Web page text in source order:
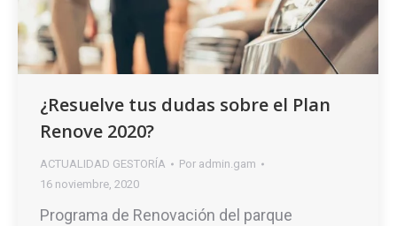
¿Resuelve tus dudas sobre el Plan
Renove 2020?
ACTUALIDAD GESTORÍA Por admin.gam
16 noviembre, 2020
Programa de Renovación del parque